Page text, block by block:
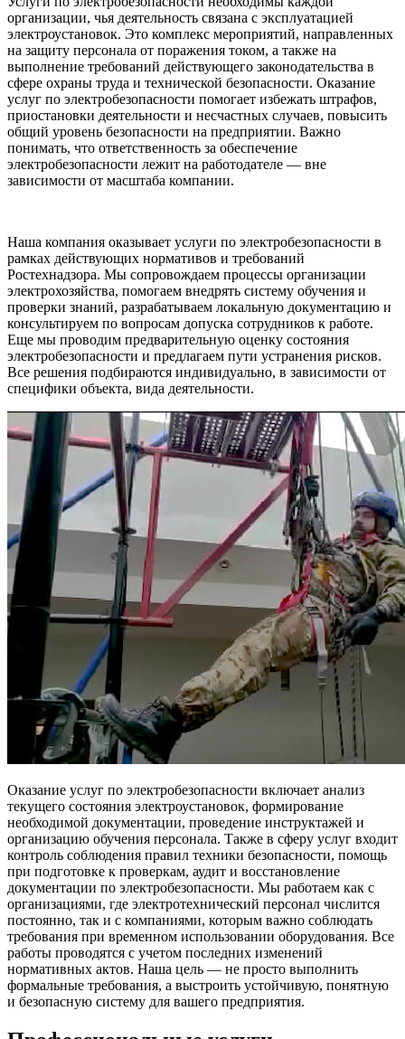
организации, чья деятельность связана с эксплуатацией
электроустановок. Это комплекс мероприятий, направленных
на защиту персонала от поражения током, а также на
выполнение требований действующего законодательства в
сфере охраны труда и технической безопасности. Оказание
услуг по электробезопасности помогает избежать штрафов,
приостановки деятельности и несчастных случаев, повысить
общий уровень безопасности на предприятии. Важно
понимать, что ответственность за обеспечение
электробезопасности лежит на работодателе — вне
зависимости от масштаба компании.
Наша компания оказывает услуги по электробезопасности в
рамках действующих нормативов и требований
Ростехнадзора. Мы сопровождаем процессы организации
электрохозяйства, помогаем внедрять систему обучения и
проверки знаний, разрабатываем локальную документацию и
консультируем по вопросам допуска сотрудников к работе.
Еще мы проводим предварительную оценку состояния
электробезопасности и предлагаем пути устранения рисков.
Все решения подбираются индивидуально, в зависимости от
специфики объекта, вида деятельности.
Оказание услуг по электробезопасности включает анализ
текущего состояния электроустановок, формирование
необходимой документации, проведение инструктажей и
организацию обучения персонала. Также в сферу услуг входит
контроль соблюдения правил техники безопасности, помощь
при подготовке к проверкам, аудит и восстановление
документации по электробезопасности. Мы работаем как с
организациями, где электротехнический персонал числится
постоянно, так и с компаниями, которым важно соблюдать
требования при временном использовании оборудования. Все
работы проводятся с учетом последних изменений
нормативных актов. Наша цель — не просто выполнить
формальные требования, а выстроить устойчивую, понятную
и безопасную систему для вашего предприятия.